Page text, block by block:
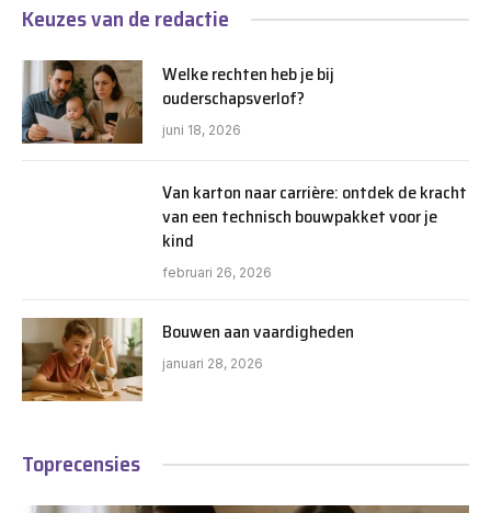
Keuzes van de redactie
Welke rechten heb je bij
ouderschapsverlof?
juni 18, 2026
Van karton naar carrière: ontdek de kracht
van een technisch bouwpakket voor je
kind
februari 26, 2026
Bouwen aan vaardigheden
januari 28, 2026
Toprecensies